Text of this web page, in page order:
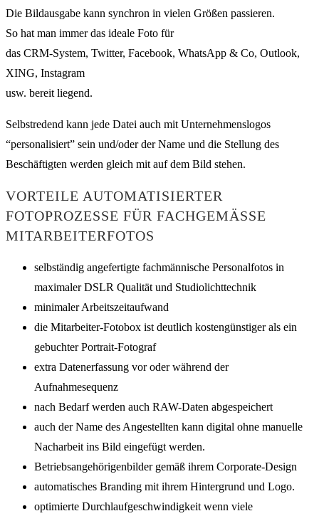
Die Bildausgabe kann synchron in vielen Größen passieren.
So hat man immer das ideale Foto für
das CRM-System, Twitter, Facebook, WhatsApp & Co, Outlook,
XING, Instagram
usw. bereit liegend.
Selbstredend kann jede Datei auch mit Unternehmenslogos
“personalisiert” sein und/oder der Name und die Stellung des
Beschäftigten werden gleich mit auf dem Bild stehen.
VORTEILE AUTOMATISIERTER
FOTOPROZESSE FÜR FACHGEMÄSSE M
ITARBEITERFOTOS
selbständig angefertigte fachmännische Personalfotos in
maximaler DSLR Qualität und Studiolichttechnik
minimaler Arbeitszeitaufwand
die Mitarbeiter-Fotobox ist deutlich kostengünstiger als ein
gebuchter Portrait-Fotograf
extra Datenerfassung vor oder während der
Aufnahmesequenz
nach Bedarf werden auch RAW-Daten abgespeichert
auch der Name des Angestellten kann digital ohne manuelle
Nacharbeit ins Bild eingefügt werden.
Betriebsangehörigenbilder gemäß ihrem Corporate-Design
automatisches Branding mit ihrem Hintergrund und Logo.
optimierte Durchlaufgeschwindigkeit wenn viele